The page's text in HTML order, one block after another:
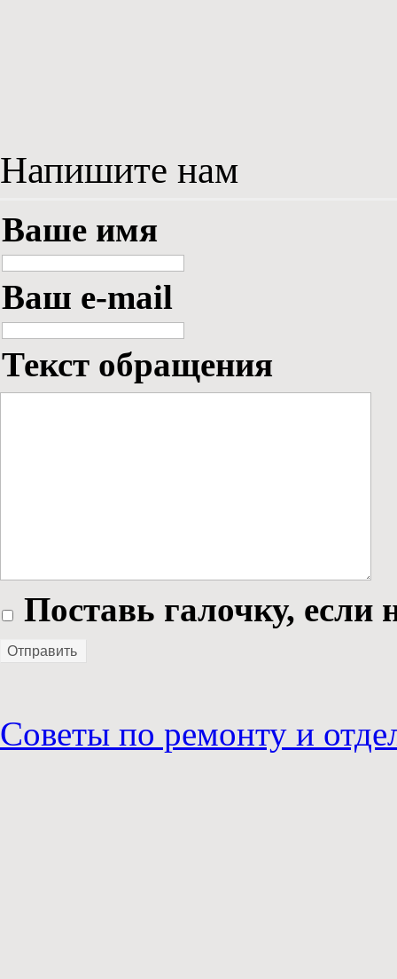
Напишите нам
Ваше имя
Ваш e-mail
Текст обращения
Поставь галочку, если
Отправить
Советы по ремонту и